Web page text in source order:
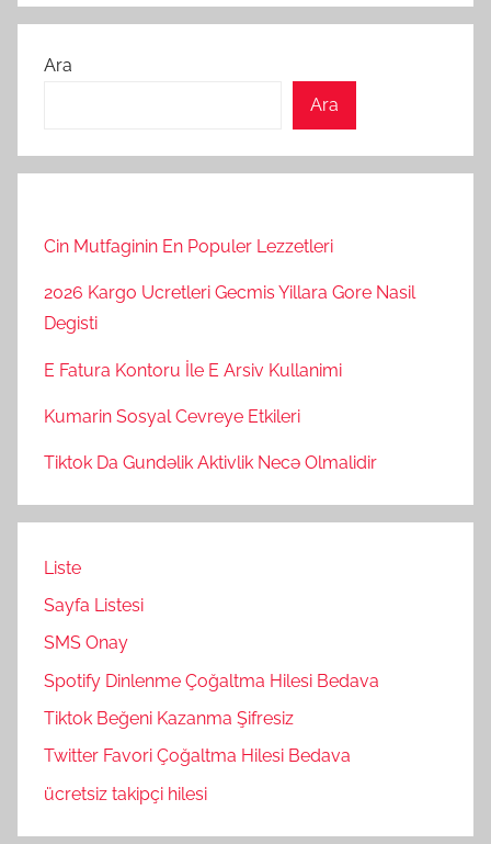
Ara
Ara
Cin Mutfaginin En Populer Lezzetleri
2026 Kargo Ucretleri Gecmis Yillara Gore Nasil
Degisti
E Fatura Kontoru İle E Arsiv Kullanimi
Kumarin Sosyal Cevreye Etkileri
Tiktok Da Gundəlik Aktivlik Necə Olmalidir
Liste
Sayfa Listesi
SMS Onay
Spotify Dinlenme Çoğaltma Hilesi Bedava
Tiktok Beğeni Kazanma Şifresiz
Twitter Favori Çoğaltma Hilesi Bedava
ücretsiz takipçi hilesi